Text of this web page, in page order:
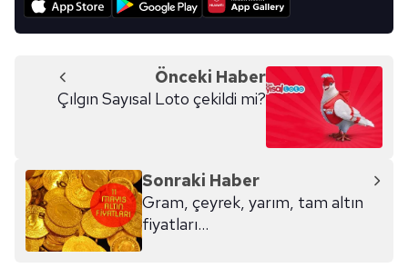
Önceki Haber
Çılgın Sayısal Loto çekildi mi?
Sonraki Haber
Gram, çeyrek, yarım, tam altın
fiyatları...